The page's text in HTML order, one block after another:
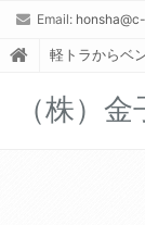
Email:
軽トラからベ
（株）